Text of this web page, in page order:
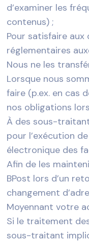
d’examiner les
contenus) ;
Pour satisfaire
réglementaires
Nous ne les
Lorsque nous
faire (p.ex. en cas
nos obligations
À des sous-
pour l’exécution
électronique des
Afin de les
BPost lors d’un
changement
Moyennant votre
Si le traitement
sous-traitant